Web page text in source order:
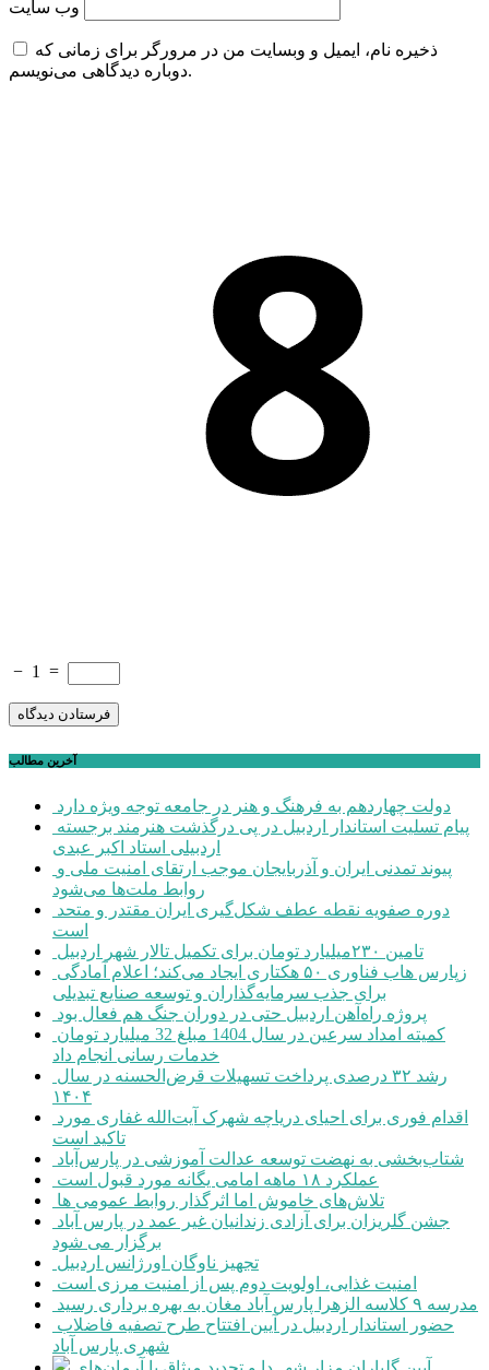
وب‌ سایت
ذخیره نام، ایمیل و وبسایت من در مرورگر برای زمانی که
دوباره دیدگاهی می‌نویسم.
− 1 =
آخرین مطالب
دولت چهاردهم به فرهنگ و هنر در جامعه توجه ویژه دارد
اردبیلی استاد اکبر عبدی
روابط ملت‌ها می‌شود
است
تامین ۲۳۰میلیارد تومان برای تکمیل تالار شهر اردبیل
برای جذب سرمایه‌گذاران و توسعه صنایع تبدیلی
پروژه راه‌آهن اردبیل حتی در دوران جنگ هم فعال بود
خدمات رسانی انجام داد
۱۴۰۴
تاکید است
شتاب‌بخشی به نهضت توسعه عدالت آموزشی در پارس‌آباد
عملکرد ۱۸ ماهه امامی یگانه مورد قبول است
تلاش‌های خاموش اما اثرگذار روابط عمومی ها
برگزار می شود
تجهیز ناوگان اورژانس اردبیل
امنیت غذایی، اولویت دوم پس از امنیت مرزی است
مدرسه ۹ کلاسه الزهرا پارس آباد مغان به بهره برداری رسید
شهری پارس آباد